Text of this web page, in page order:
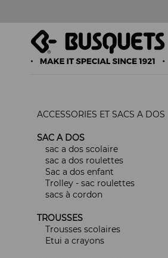
ACCESSORIES ET SACS A DOS
SAC A DOS
sac a dos scolaire
sac a dos roulettes
Sac a dos enfant
Trolley - sac roulettes
sacs à cordon
TROUSSES
Trousses scolaires
Etui a crayons